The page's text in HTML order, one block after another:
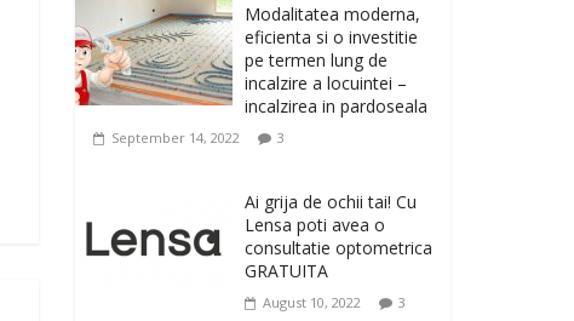
January 23, 2026 0
Sa gasesti cadoul
potrivit este de multe
ori o provocare. Idei
la Giftspot.ro, magazinul de cadouri
originale. O alegere buna, Oglinda de baie
cu mărire și iluminare LED
0
Modalitatea moderna,
eficienta si o investitie
pe termen lung de
incalzire a locuintei –
incalzirea in pardoseala
September 14, 2022 3
Ai grija de ochii tai! Cu
Lensa poti avea o
consultatie optometrica
GRATUITA
August 10, 2022 3